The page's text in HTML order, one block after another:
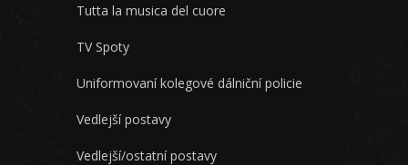
Tutta la musica del cuore
TV Spoty
Uniformovaní kolegové dálniční policie
Vedlejší postavy
Vedlejší/ostatní postavy